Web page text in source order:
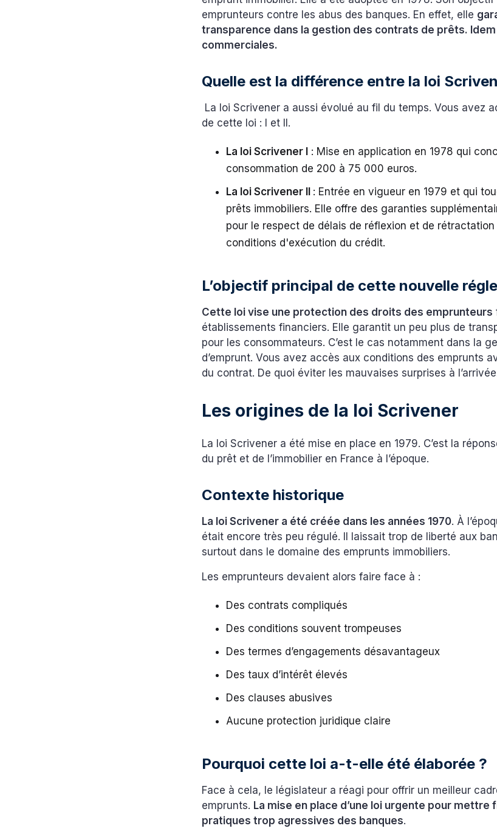
emprunteurs contre les abus des banques. En effet, elle
transparence dans la gestion des contrats de prêts.
commerciales.
Quelle est la différence entre la loi
La loi Scrivener a aussi évolué au fil du temps. Vous avez
de cette loi : I et II.
La loi Scrivener I
: Mise en application en 1978 qui
consommation de 200 à 75 000 euros.
La loi Scrivener II : Entrée en vigueur en 1979 et qui
prêts immobiliers. Elle offre des garanties
pour le respect de délais de réflexion et de
conditions d'exécution du crédit.
L’objectif principal de cette nouvelle
Cette loi vise une protection des droits des emprunteurs
établissements financiers. Elle garantit un peu plus de
pour les consommateurs. C’est le cas notamment dans la
d’emprunt. Vous avez accès aux conditions des emprunts
du contrat. De quoi éviter les mauvaises surprises à
Les origines de la loi Scrivener
La loi Scrivener a été mise en place en 1979. C’est la
du prêt et de l’immobilier en France à l’époque.
Contexte historique
La loi Scrivener a été créée dans les années 1970. À
était encore très peu régulé. Il laissait trop de liberté aux
surtout dans le domaine des emprunts immobiliers.
Les emprunteurs devaient alors faire face à :
Des contrats compliqués
Des conditions souvent trompeuses
Des termes d’engagements désavantageux
Des taux d’intérêt élevés
Des clauses abusives
Aucune protection juridique claire
Pourquoi cette loi a-t-elle été élaborée ?
Face à cela, le législateur a réagi pour offrir un meilleur
emprunts. La mise en place d’une loi urgente pour mettre
pratiques trop agressives des banques.